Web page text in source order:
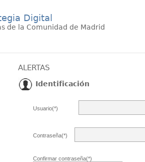
Digital
de la Comunidad de Madrid
ALERTAS
Identificación
Usuario(*)
Contraseña(*)
Confirmar contraseña(*)